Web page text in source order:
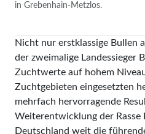
in Grebenhain-Metzlos.
Nicht nur erstklassige Bullen
der zweimalige Landessieger
Zuchtwerte auf hohem
Zuchtgebieten eingesetzten
mehrfach hervorragende
Weiterentwicklung der Rasse
Deutschland weit die